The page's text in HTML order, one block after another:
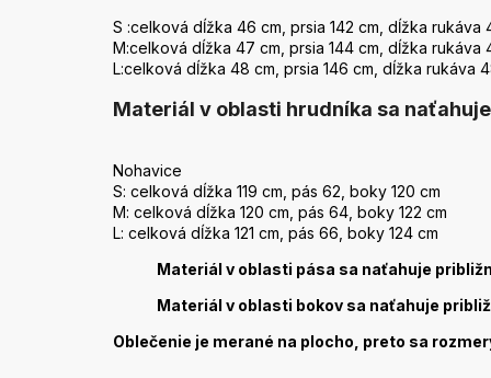
S :celková dĺžka 46 cm, prsia 142 cm, dĺžka rukáva
M:celková dĺžka 47 cm, prsia 144 cm, dĺžka rukáva
L:celková dĺžka 48 cm, prsia 146 cm, dĺžka rukáva
Materiál v oblasti hrudníka sa
Nohavice
S: celková dĺžka 119 cm, pás 62, boky 120 cm
M: celková dĺžka 120 cm, pás 64, boky 122 cm
L: celková dĺžka 121 cm, pás 66, boky 124 cm
Materiál v oblasti pása sa naťahuje
Materiál v oblasti bokov sa naťahuje
Oblečenie je merané na plocho, preto sa